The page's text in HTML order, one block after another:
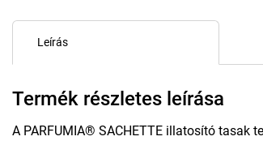
Leírás
Termék részletes leírása
A PARFUMIA® SACHETTE illatosító tasak